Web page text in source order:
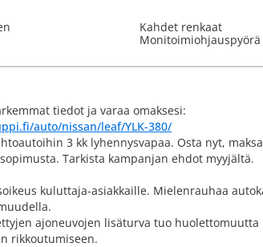
Kahdet renkaat
Monitoimiohjauspyörä
tiedot ja varaa omaksesi:
auto/nissan/leaf/YLK-380/
3 kk lyhennysvapaa. Osta nyt,
Tarkista kampanjan ehdot myyjältä.
kuluttaja-asiakkaille. Mielenrauhaa
ajoneuvojen lisäturva tuo
rikkoutumiseen.